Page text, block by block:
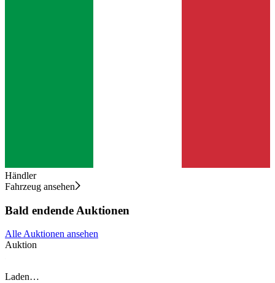
Händler
Fahrzeug ansehen
Bald endende Auktionen
Alle Auktionen ansehen
Auktion
Laden…